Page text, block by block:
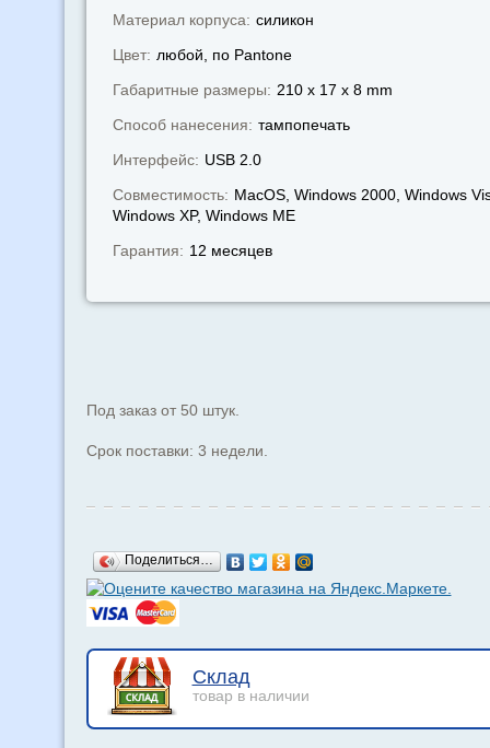
Материал корпуса: силикон
Цвет: любой, по Pantone
Габаритные размеры: 210 x 17 x 8 mm
Способ нанесения: тампопечать
Интерфейс: USB 2.0
Совместимость: MacOS, Windows 2000, Windows
Windows XP, Windows МЕ
Гарантия: 12 месяцев
Под заказ от 50 штук.
Срок поставки: 3 недели.
Поделиться…
Склад
товар в наличии